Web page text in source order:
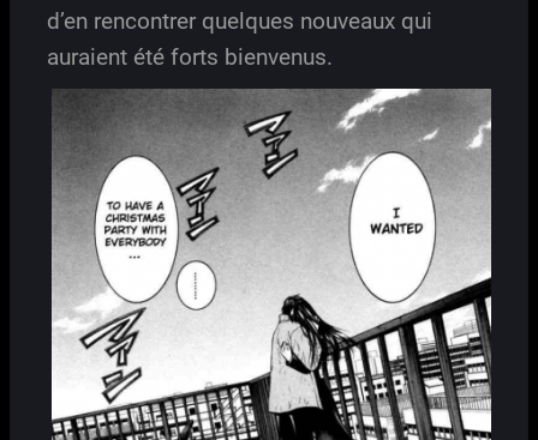
d’en rencontrer quelques nouveaux qui
auraient été forts bienvenus.